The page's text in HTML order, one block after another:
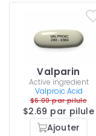
Valparin
Active ingredient
Valproic Acid
$6.00 par pilule
$2.69 par pilule
Ajouter